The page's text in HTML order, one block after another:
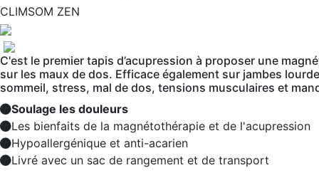
CLIMSOM ZEN
C'est le premier tapis d’acupression à proposer une
sur les maux de dos. Efficace également sur jambes
sommeil, stress, mal de dos, tensions musculaires et
Soulage les douleurs
Les bienfaits de la magnétothérapie et de l'acupression
Hypoallergénique et anti-acarien
Livré avec un sac de rangement et de transport